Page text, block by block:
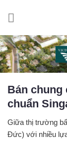
Bán chung
chuẩn
Giữa thị trường
Đức) với nhiều